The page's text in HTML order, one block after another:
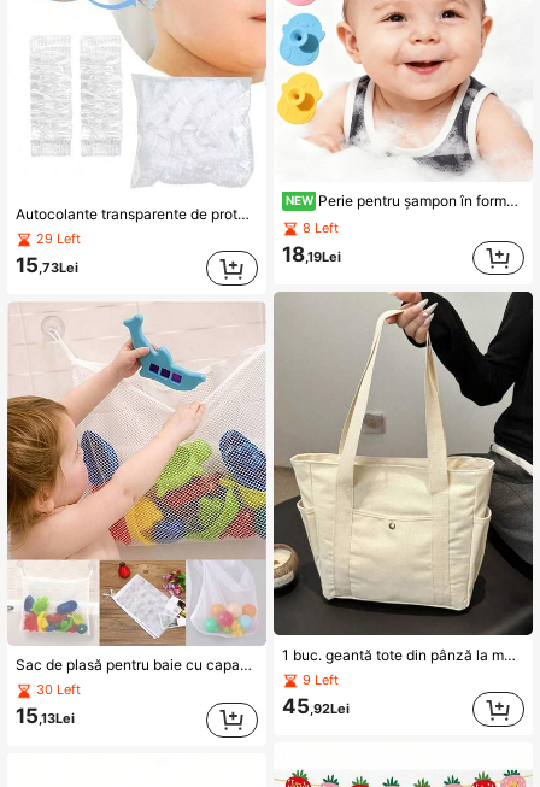
Autocolante transparente de protecție pentru urechi pentru bebeluși, acoperitori elastici de urechi de unică folosință, transparenți și impermeabili, pentru baie, provizii esențiale pentru nou-născuți, potriviți pentru baie și înot, potriviți și pentru copii și adolescenți
29 Left
15 ,73Lei
Sac de plasă pentru baie cu capacitate mare, agățat cu ventuză, raft de drenaj cu uscare rapidă, sac de depozitare pentru baie, raft de depozitare pentru cadă, sacuri multifuncționale din plasă pentru depozitarea ușoară a accesoriilor de baie pentru bebeluși și copii mici
30 Left
15,13Lei
NEW Perie pentru șampon în formă de rață, perie pentru spălatul părului în baie, perie de baie pentru exfolierea scalpului, perie de masaj pentru șampon, instrument pentru frecare și îndepărtarea murdăriei
8 Left
18,19Lei
1 buc. geantă tote din pânză la modă, cu capacitate mare, funcționează și ca geantă pentru depozitare scutecuri pentru bebeluși/căptușeală pentru geantă de schimb, cu închidere cu fermoar și mai multe buzunare laterale, echipată cu bretele rezistente pentru umăr cu capacitate excelentă de susținere a greutății, capacitate extra mare, pentru laptop, cărți și alte obiecte esențiale pentru studenți, cadou excelent pentru baby shower, poate fi folosită ca geantă de depozitare pentru mașină, organizator de scutecuri pentru camera bebelușului sau geantă portabilă pentru depozitare scutecuri
9 Left
45 ,92Lei